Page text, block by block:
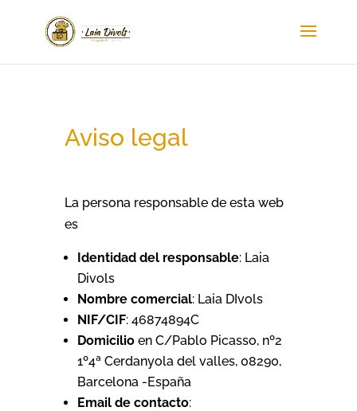
Aviso legal
La persona responsable de esta web
es
Identidad del responsable: Laia
Divols
Nombre comercial: Laia DIvols
NIF/CIF: 46874894C
Domicilio en C/Pablo Picasso, nº2
1º4ª Cerdanyola del valles, 08290,
Barcelona -España
Email de contacto: